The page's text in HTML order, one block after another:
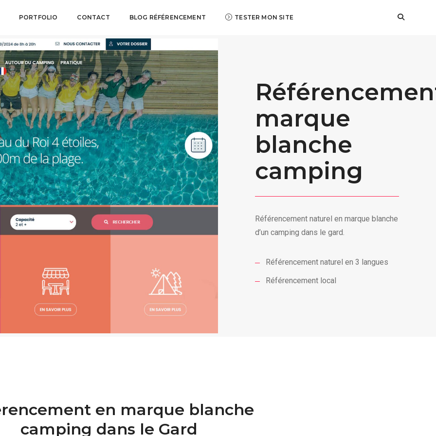
PORTFOLIO CONTACT BLOG RÉFÉRENCEMENT TESTER MON SITE
marque
blanche
camping
Référencement naturel en marque blanche
d’un camping dans le gard.
Référencement naturel en 3 langues
Référencement local
en marque blanche
camping dans le Gard